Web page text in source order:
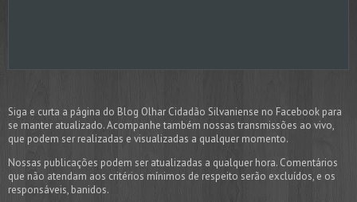
Siga e curta a página do Blog Olhar Cidadão Silvaniense no Facebook para
se manter atualizado. Acompanhe também nossas transmissões ao vivo,
que podem ser realizadas e visualizadas a qualquer momento.
Nossas publicações podem ser atualizadas a qualquer hora. Comentários
que não atendam aos critérios mínimos de respeito serão excluídos, e os
responsáveis, banidos.